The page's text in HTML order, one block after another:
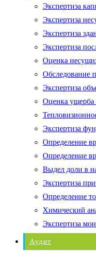
Экспертиза
Экспертиза
Экспертиза
Экспертиза
Оценка
Обследование
Экспертиза
Оценка ущерба
Экспертиза
Определение
Определение
Выдел доли в
Экспертиза
Определение
Химический
Экспертиза
Аудит